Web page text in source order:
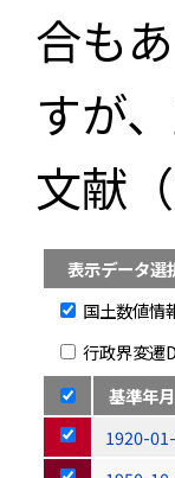
合も
すが
文献
表示データ選
国土数値情
行政界変遷
基準年
1920-